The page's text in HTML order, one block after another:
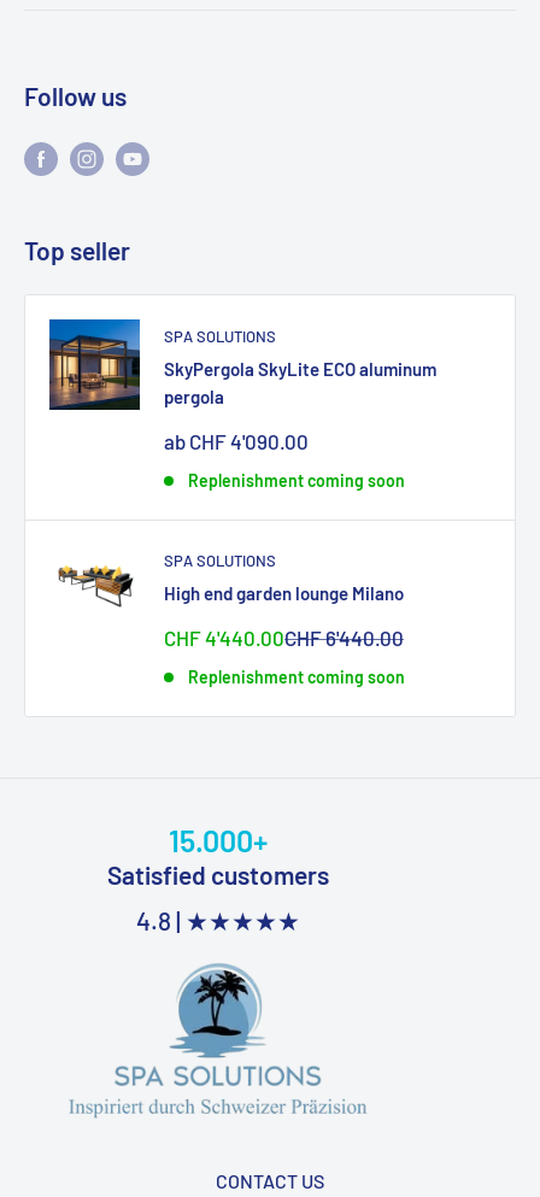
Follow us
Top seller
SPA SOLUTIONS
SkyPergola SkyLite ECO aluminum
pergola
Sonderpreis
ab CHF 4'090.00
Replenishment coming soon
SPA SOLUTIONS
High end garden lounge Milano
Sonderpreis
CHF 4'440.00Normalpreis
CHF 6'440.00
Replenishment coming soon
15.000+
Satisfied customers
4.8 | ★★★★★
CONTACT US